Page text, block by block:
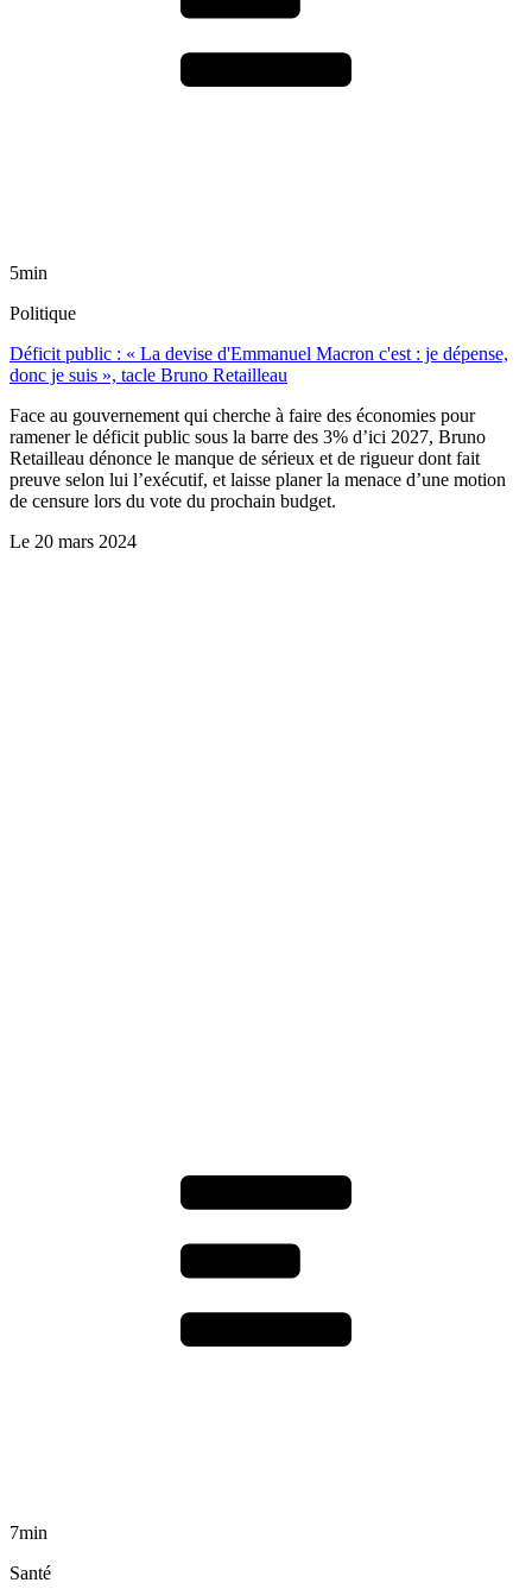
5min
Politique
Déficit public : « La devise d'Emmanuel Macron c'est : je dépense,
donc je suis », tacle Bruno Retailleau
Face au gouvernement qui cherche à faire des économies pour
ramener le déficit public sous la barre des 3% d’ici 2027, Bruno
Retailleau dénonce le manque de sérieux et de rigueur dont fait
preuve selon lui l’exécutif, et laisse planer la menace d’une motion
de censure lors du vote du prochain budget.
Le 20 mars 2024
7min
Santé